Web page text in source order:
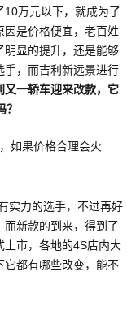
10万元以下，就成为了
因是价格便宜，老百姓
明显的提升，还是能够
手，而吉利新远景进行
又一轿车迎来改款，它
实力的选手，不过再好
新款的到来，得到了
市，各地的4S店内大
它都有哪些改变，能不